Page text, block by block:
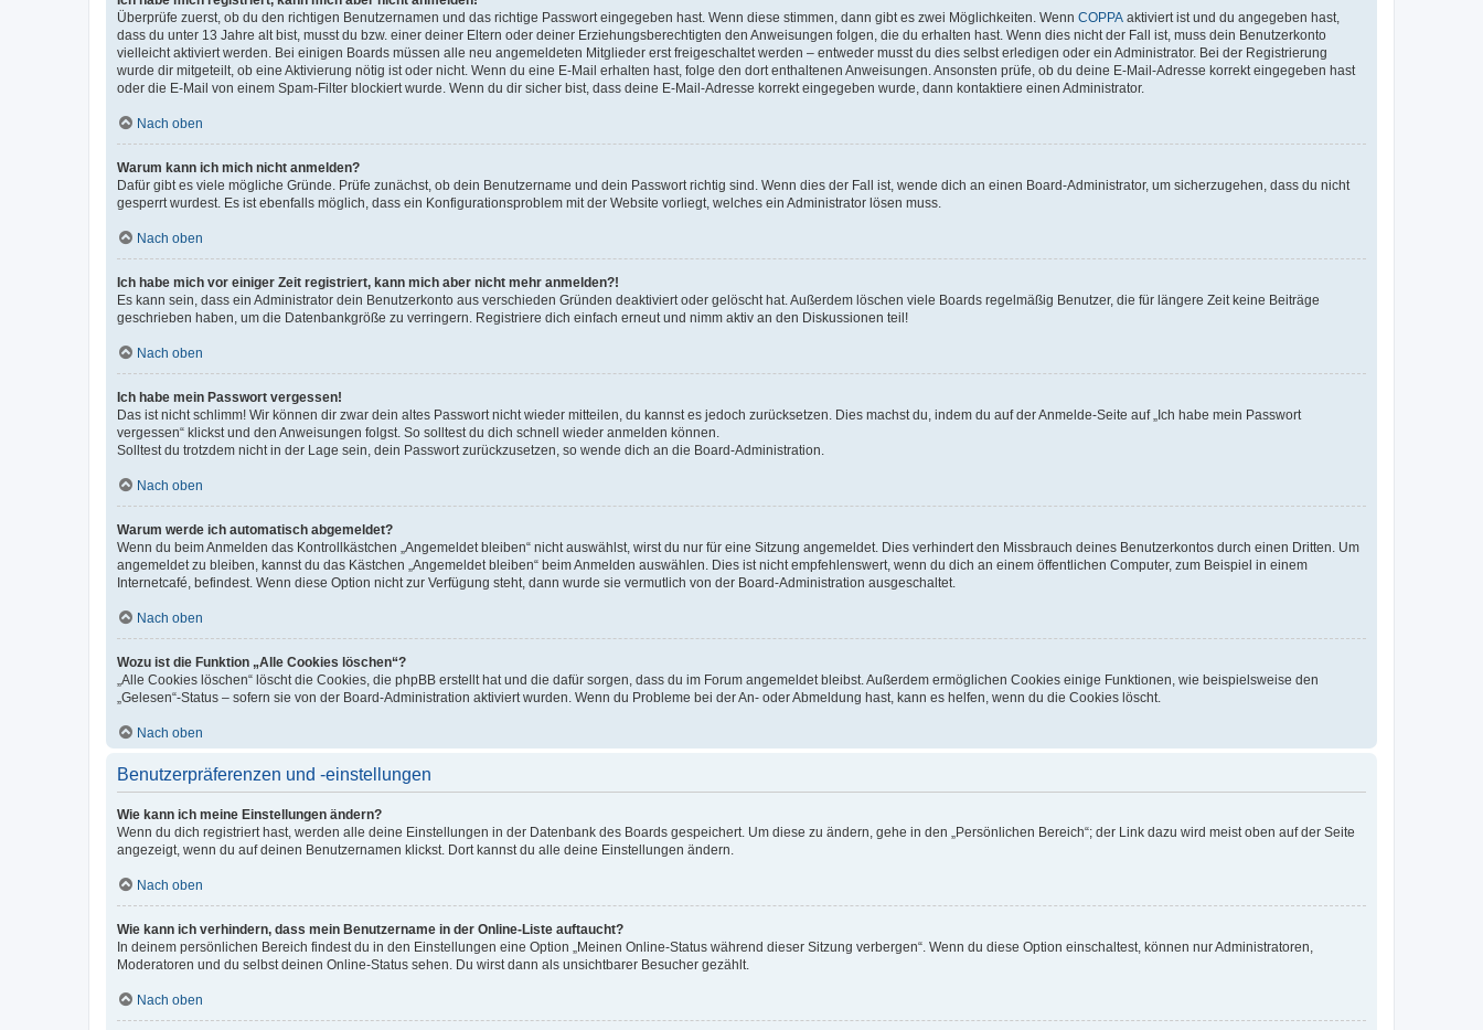
Überprüfe zuerst, ob du den richtigen Benutzernamen und das richtige Passwort eingegeben hast. Wenn diese stimmen, dann gibt es zwei Möglichkeiten. Wenn COPPA aktiviert ist und du angegeben hast,
dass du unter 13 Jahre alt bist, musst du bzw. einer deiner Eltern oder deiner Erziehungsberechtigten den Anweisungen folgen, die du erhalten hast. Wenn dies nicht der Fall ist, muss dein Benutzerkonto
vielleicht aktiviert werden. Bei einigen Boards müssen alle neu angemeldeten Mitglieder erst freigeschaltet werden – entweder musst du dies selbst erledigen oder ein Administrator. Bei der Registrierung
wurde dir mitgeteilt, ob eine Aktivierung nötig ist oder nicht. Wenn du eine E-Mail erhalten hast, folge den dort enthaltenen Anweisungen. Ansonsten prüfe, ob du deine E-Mail-Adresse korrekt eingegeben hast
oder die E-Mail von einem Spam-Filter blockiert wurde. Wenn du dir sicher bist, dass deine E-Mail-Adresse korrekt eingegeben wurde, dann kontaktiere einen Administrator.
Nach oben
Warum kann ich mich nicht anmelden?
Dafür gibt es viele mögliche Gründe. Prüfe zunächst, ob dein Benutzername und dein Passwort richtig sind. Wenn dies der Fall ist, wende dich an einen Board-Administrator, um sicherzugehen, dass du nicht
gesperrt wurdest. Es ist ebenfalls möglich, dass ein Konfigurationsproblem mit der Website vorliegt, welches ein Administrator lösen muss.
Nach oben
Ich habe mich vor einiger Zeit registriert, kann mich aber nicht mehr anmelden?!
Es kann sein, dass ein Administrator dein Benutzerkonto aus verschieden Gründen deaktiviert oder gelöscht hat. Außerdem löschen viele Boards regelmäßig Benutzer, die für längere Zeit keine Beiträge
geschrieben haben, um die Datenbankgröße zu verringern. Registriere dich einfach erneut und nimm aktiv an den Diskussionen teil!
Nach oben
Ich habe mein Passwort vergessen!
Das ist nicht schlimm! Wir können dir zwar dein altes Passwort nicht wieder mitteilen, du kannst es jedoch zurücksetzen. Dies machst du, indem du auf der Anmelde-Seite auf „Ich habe mein Passwort
vergessen“ klickst und den Anweisungen folgst. So solltest du dich schnell wieder anmelden können.
Solltest du trotzdem nicht in der Lage sein, dein Passwort zurückzusetzen, so wende dich an die Board-Administration.
Nach oben
Warum werde ich automatisch abgemeldet?
Wenn du beim Anmelden das Kontrollkästchen „Angemeldet bleiben“ nicht auswählst, wirst du nur für eine Sitzung angemeldet. Dies verhindert den Missbrauch deines Benutzerkontos durch einen Dritten. Um
angemeldet zu bleiben, kannst du das Kästchen „Angemeldet bleiben“ beim Anmelden auswählen. Dies ist nicht empfehlenswert, wenn du dich an einem öffentlichen Computer, zum Beispiel in einem
Internetcafé, befindest. Wenn diese Option nicht zur Verfügung steht, dann wurde sie vermutlich von der Board-Administration ausgeschaltet.
Nach oben
Wozu ist die Funktion „Alle Cookies löschen“?
„Alle Cookies löschen“ löscht die Cookies, die phpBB erstellt hat und die dafür sorgen, dass du im Forum angemeldet bleibst. Außerdem ermöglichen Cookies einige Funktionen, wie beispielsweise den
„Gelesen“-Status – sofern sie von der Board-Administration aktiviert wurden. Wenn du Probleme bei der An- oder Abmeldung hast, kann es helfen, wenn du die Cookies löscht.
Nach oben
Benutzerpräferenzen und -einstellungen
Wie kann ich meine Einstellungen ändern?
Wenn du dich registriert hast, werden alle deine Einstellungen in der Datenbank des Boards gespeichert. Um diese zu ändern, gehe in den „Persönlichen Bereich“; der Link dazu wird meist oben auf der Seite
angezeigt, wenn du auf deinen Benutzernamen klickst. Dort kannst du alle deine Einstellungen ändern.
Nach oben
Wie kann ich verhindern, dass mein Benutzername in der Online-Liste auftaucht?
In deinem persönlichen Bereich findest du in den Einstellungen eine Option „Meinen Online-Status während dieser Sitzung verbergen“. Wenn du diese Option einschaltest, können nur Administratoren,
Moderatoren und du selbst deinen Online-Status sehen. Du wirst dann als unsichtbarer Besucher gezählt.
Nach oben